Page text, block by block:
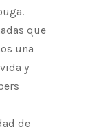
que
una
y
de